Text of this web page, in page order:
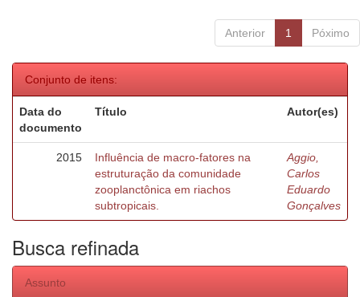
Anterior 1 Póximo
Conjunto de itens:
Data do
documento
Título Autor(es)
2015
Influência de macro-fatores na
estruturação da comunidade
zooplanctônica em riachos
subtropicais.
Aggio,
Carlos
Eduardo
Gonçalves
Busca refinada
Assunto